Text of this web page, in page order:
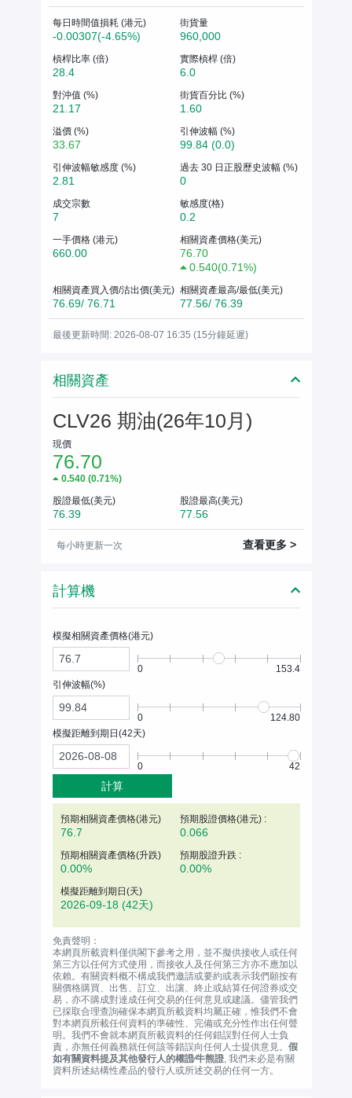
每日時間值損耗 (港元)
-0.00307(-4.65%)
街貨量
960,000
槓桿比率 (倍)
28.4
實際槓桿 (倍)
6.0
對沖值 (%)
21.17
街貨百分比 (%)
1.60
溢價 (%)
33.67
引伸波幅 (%)
99.84 (0.0)
引伸波幅敏感度 (%)
2.81
過去 30 日正股歷史波幅 (%)
0
成交宗數
7
敏感度(格)
0.2
一手價格 (港元)
660.00
相關資產價格(美元)
76.70
0.540(0.71%)
相關資產買入價/沽出價(美元)
76.69/ 76.71
相關資產最高/最低(美元)
77.56/ 76.39
最後更新時間: 2026-08-07 16:35 (15分鐘延遲)
相關資產
CLV26 期油(26年10月)
現價
76.70
0.540(0.71%)
股證最低(美元)
76.39
股證最高(美元)
77.56
每小時更新一次 查看更多 >
計算機
模擬相關資產價格(港元)
0
153.4
引伸波幅(%)
0
124.80
模擬距離到期日(42天)
0 42
計算
預期相關資產價格(港元)
76.7
預期股證價格(港元) :
0.066
預期相關資產價格(升跌)
0.00%
預期股證升跌 :
0.00%
模擬距離到期日(天)
2026-09-18 (42天)
免責聲明：
本網頁所載資料僅供閣下參考之用，並不擬供接收人或任何
第三方以任何方式使用，而接收人及任何第三方亦不應加以
依賴。有關資料概不構成我們邀請或要約或表示我們願按有
關價格購買、出售、訂立、出讓、終止或結算任何證券或交
易，亦不購成對達成任何交易的任何意見或建議。儘管我們
已採取合理查詢確保本網頁所載資料均屬正確，惟我們不會
對本網頁所載任何資料的準確性、完備或充分性作出任何聲
明。我們不會就本網頁所載資料的任何錯誤對任何人士負
責，亦無任何義務就任何該等錯誤向任何人士提供意見。 假
如有關資料提及其他發行人的權證∕牛熊證, 我們未必是有關
資料所述結構性產品的發行人或所述交易的任何一方。